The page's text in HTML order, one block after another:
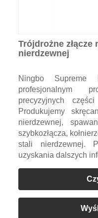
Trójdrożne złącze
nierdzewnej
Ningbo
profesjonalnym
precyzyjnych
Produkujemy
nierdzewnej,
szybkozłącza,
stali nierdzewnej.
uzyskania dalszych